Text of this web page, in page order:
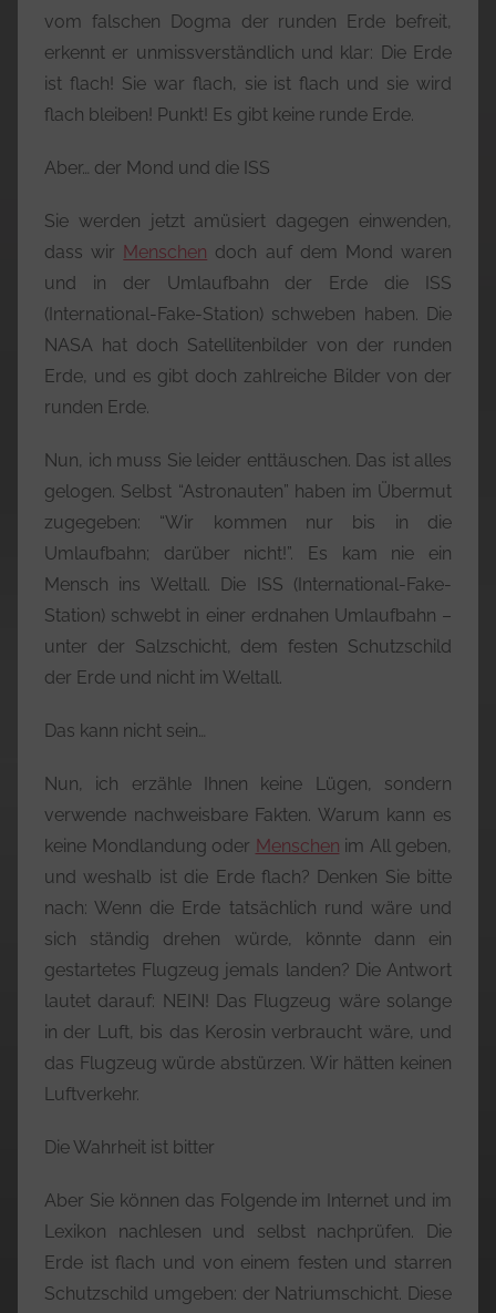
vom falschen Dogma der runden Erde befreit,
erkennt er unmissverständlich und klar: Die Erde
ist flach! Sie war flach, sie ist flach und sie wird
flach bleiben! Punkt! Es gibt keine runde Erde.
Aber… der Mond und die ISS
Sie werden jetzt amüsiert dagegen einwenden,
dass wir Menschen doch auf dem Mond waren
und in der Umlaufbahn der Erde die ISS
(International-Fake-Station) schweben haben. Die
NASA hat doch Satellitenbilder von der runden
Erde, und es gibt doch zahlreiche Bilder von der
runden Erde.
Nun, ich muss Sie leider enttäuschen. Das ist alles
gelogen. Selbst “Astronauten” haben im Übermut
zugegeben: “Wir kommen nur bis in die
Umlaufbahn; darüber nicht!”. Es kam nie ein
Mensch ins Weltall. Die ISS (International-Fake-
Station) schwebt in einer erdnahen Umlaufbahn –
unter der Salzschicht, dem festen Schutzschild
der Erde und nicht im Weltall.
Das kann nicht sein…
Nun, ich erzähle Ihnen keine Lügen, sondern
verwende nachweisbare Fakten. Warum kann es
keine Mondlandung oder Menschen im All geben,
und weshalb ist die Erde flach? Denken Sie bitte
nach: Wenn die Erde tatsächlich rund wäre und
sich ständig drehen würde, könnte dann ein
gestartetes Flugzeug jemals landen? Die Antwort
lautet darauf: NEIN! Das Flugzeug wäre solange
in der Luft, bis das Kerosin verbraucht wäre, und
das Flugzeug würde abstürzen. Wir hätten keinen
Luftverkehr.
Die Wahrheit ist bitter
Aber Sie können das Folgende im Internet und im
Lexikon nachlesen und selbst nachprüfen. Die
Erde ist flach und von einem festen und starren
Schutzschild umgeben: der Natriumschicht. Diese